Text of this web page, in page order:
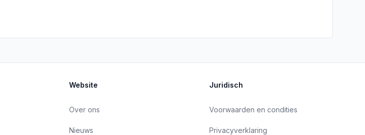
Website
Over ons
Nieuws
Juridisch
Voorwaarden en condities
Privacyverklaring